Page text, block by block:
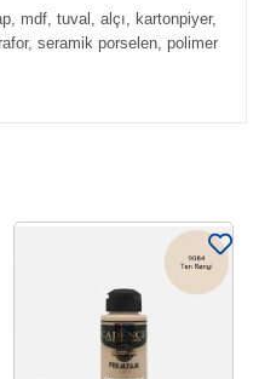
mdf, tuval, alçı, kartonpiyer,
seramik porselen, polimer